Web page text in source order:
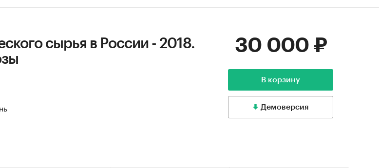
сырья в России - 2018.
30 000 ₽
В корзину
Демоверсия